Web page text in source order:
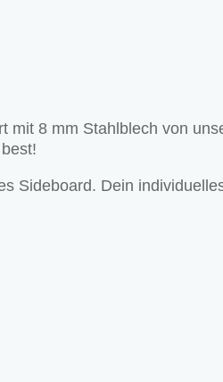
mit 8 mm Stahlblech von
Sideboard. Dein